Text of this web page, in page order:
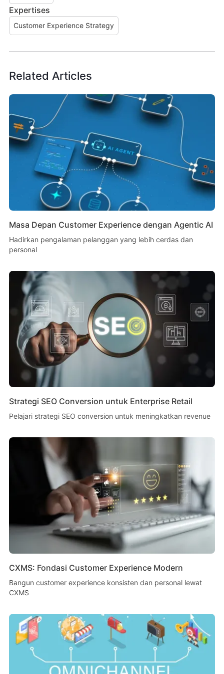
Expertises
Customer Experience Strategy
Related Articles
Masa Depan Customer Experience dengan Agentic AI
Hadirkan pengalaman pelanggan yang lebih cerdas dan
personal
Strategi SEO Conversion untuk Enterprise Retail
Pelajari strategi SEO conversion untuk meningkatkan revenue
CXMS: Fondasi Customer Experience Modern
Bangun customer experience konsisten dan personal lewat
CXMS